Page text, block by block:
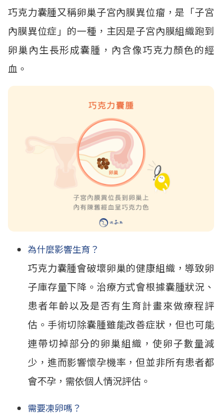
巧克力囊腫又稱卵巢子宮內膜異位瘤，是「子宮
內膜異位症」的一種，主因是子宮內膜組織跑到
卵巢內生長形成囊腫，內含像巧克力顏色的經
血。
為什麼影響生育？
巧克力囊腫會破壞卵巢的健康組織，導致卵
子庫存量下降。 治療方式會根據囊腫狀況、
患者年齡以及是否有生育計畫來做療程評
估。 手術切除囊腫雖能改善症狀，但也可能
連帶切掉部分的卵巢組織，使卵子數量減
少，進而影響懷孕機率，但並非所有患者都
會不孕，需依個人情況評估。
需要凍卵嗎？